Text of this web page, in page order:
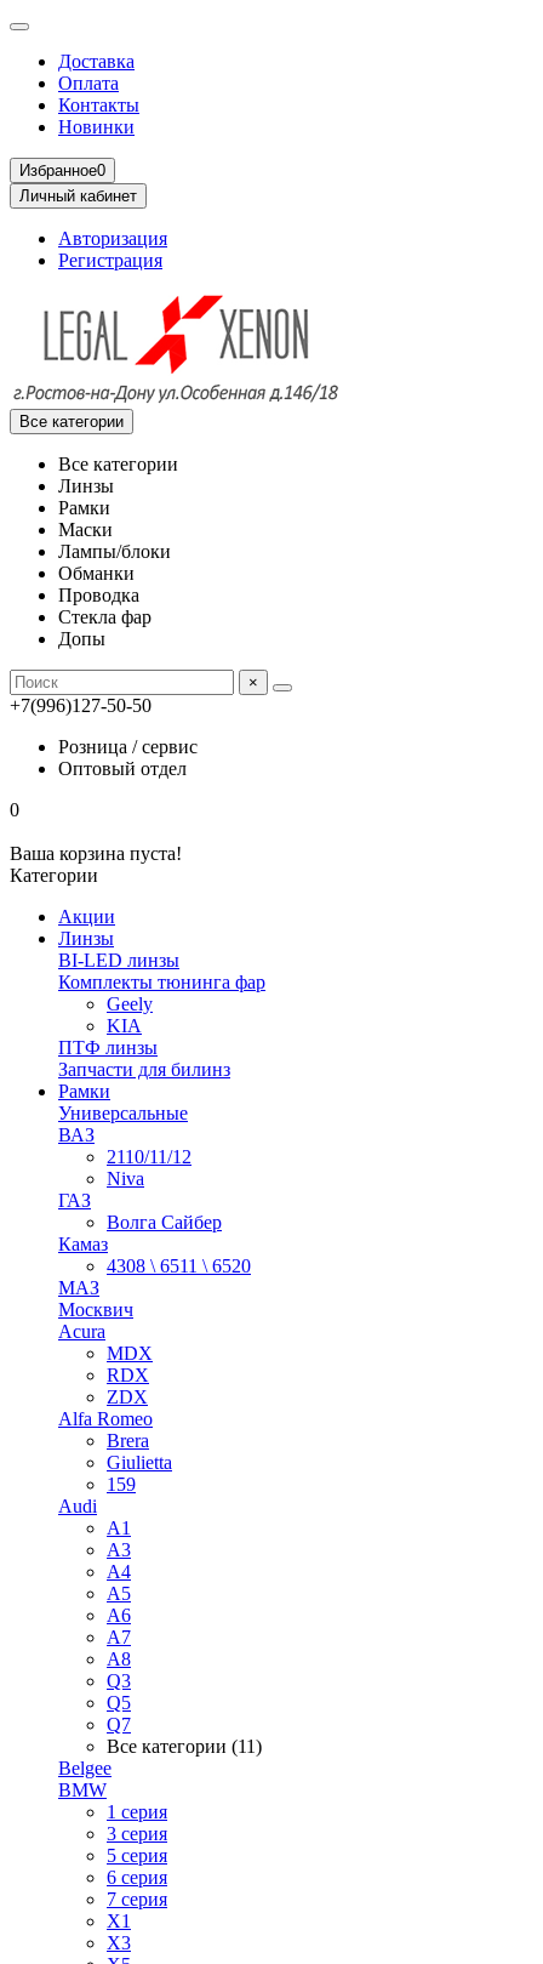
Доставка
Оплата
Контакты
Новинки
Избранное0
Личный кабинет
Авторизация
Регистрация
Все категории
Все категории
Линзы
Рамки
Маски
Лампы/блоки
Обманки
Проводка
Стекла фар
Допы
×
+7(996)127-50-50
Розница / сервис
Оптовый отдел
0
Ваша корзина пуста!
Категории
Акции
Линзы
BI-LED линзы
Комплекты тюнинга фар
Geely
KIA
ПТФ линзы
Запчасти для билинз
Рамки
Универсальные
ВАЗ
2110/11/12
Niva
ГАЗ
Волга Сайбер
Камаз
4308 \ 6511 \ 6520
МАЗ
Москвич
Acura
MDX
RDX
ZDX
Alfa Romeo
Brera
Giulietta
159
Audi
A1
A3
A4
A5
A6
A7
A8
Q3
Q5
Q7
Все категории (11)
Belgee
BMW
1 серия
3 серия
5 серия
6 серия
7 серия
X1
X3